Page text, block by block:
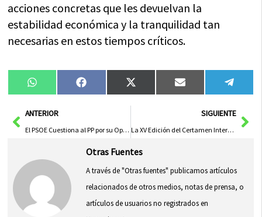
acciones concretas que les devuelvan la
estabilidad económica y la tranquilidad tan
necesarias en estos tiempos críticos.
Compartir
en
WhatsAppCompartir
en
FacebookCompartir
en
X
(Twitter)
Compartir
en
Email
en
AntANTERIOR
El PSOE Cuestiona al PP por su Oposición a la Creación de Empleo y Medidas de Acceso a la Vivienda en CLM
SIGUIENTE
La XV Edición del Certamen Internacional de Poesía ‘Yolanda Sáenz de Tejada’ Resplandece con Apoyo Institucional
Otras Fuentes
A través de "Otras fuentes" publicamos artículos
relacionados de otros medios, notas de prensa, o
artículos de usuarios no registrados en